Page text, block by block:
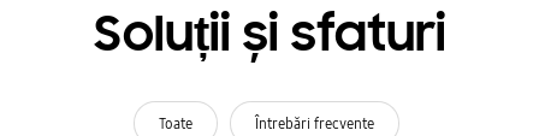
Soluții și sfaturi
Toate Întrebări frecvente